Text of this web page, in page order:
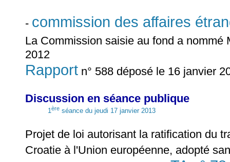
- commission des affaires
La Commission saisie au fond a nommé
2012
Rapport n° 588 déposé le 16 janvier
Discussion en séance publique
1ère séance du jeudi 17 janvier 2013
Projet de loi autorisant la ratification du
Croatie à l'Union européenne, adopté